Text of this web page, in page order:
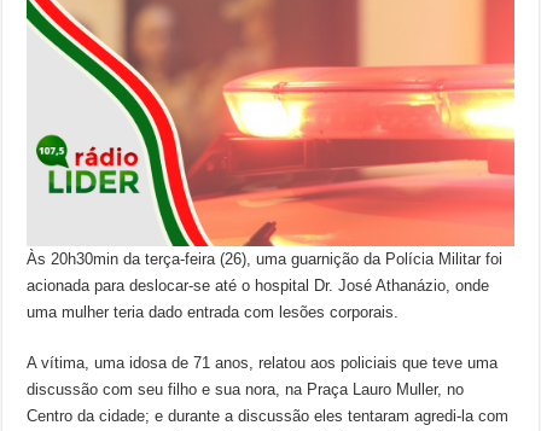
Às 20h30min da terça-feira (26), uma guarnição da Polícia Militar foi
acionada para deslocar-se até o hospital Dr. José Athanázio, onde
uma mulher teria dado entrada com lesões corporais.
A vítima, uma idosa de 71 anos, relatou aos policiais que teve uma
discussão com seu filho e sua nora, na Praça Lauro Muller, no
Centro da cidade; e durante a discussão eles tentaram agredi-la com